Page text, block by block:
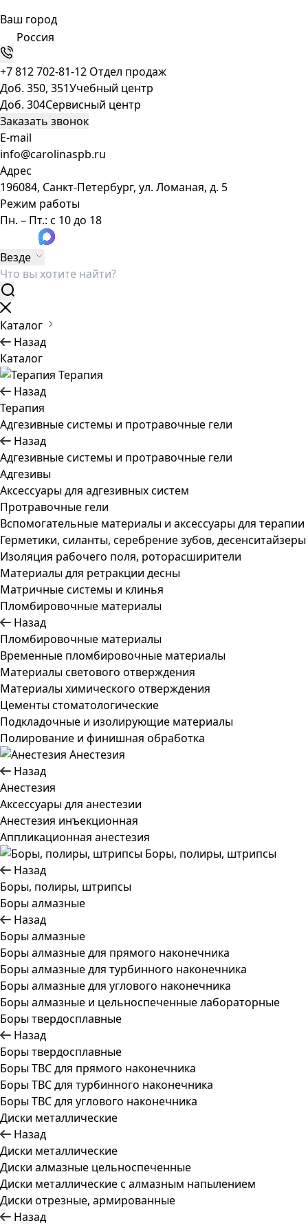
Ваш город
Россия
+7 812 702-81-12 Отдел продаж
Доб. 350, 351Учебный центр
Доб. 304Сервисный центр
Заказать звонок
E-mail
info@carolinaspb.ru
Адрес
196084, Санкт-Петербург, ул. Ломаная, д. 5
Режим работы
Пн. – Пт.: с 10 до 18
Везде
Каталог
Назад
Каталог
Терапия
Назад
Терапия
Адгезивные системы и протравочные гели
Назад
Адгезивные системы и протравочные гели
Адгезивы
Аксессуары для адгезивных систем
Протравочные гели
Вспомогательные материалы и аксессуары для терапии
Герметики, силанты, серебрение зубов, десенситайзеры
Изоляция рабочего поля, роторасширители
Материалы для ретракции десны
Матричные системы и клинья
Пломбировочные материалы
Назад
Пломбировочные материалы
Временные пломбировочные материалы
Материалы светового отверждения
Материалы химического отверждения
Цементы стоматологические
Подкладочные и изолирующие материалы
Полирование и финишная обработка
Анестезия
Назад
Анестезия
Аксессуары для анестезии
Анестезия инъекционная
Аппликационная анестезия
Боры, полиры, штрипсы
Назад
Боры, полиры, штрипсы
Боры алмазные
Назад
Боры алмазные
Боры алмазные для прямого наконечника
Боры алмазные для турбинного наконечника
Боры алмазные для углового наконечника
Боры алмазные и цельноспеченные лабораторные
Боры твердосплавные
Назад
Боры твердосплавные
Боры ТВС для прямого наконечника
Боры ТВС для турбинного наконечника
Боры ТВС для углового наконечника
Диски металлические
Назад
Диски металлические
Диски алмазные цельноспеченные
Диски металлические с алмазным напылением
Диски отрезные, армированные
Назад